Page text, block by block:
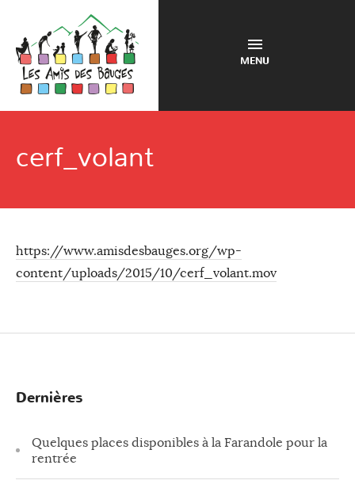
MENU
cerf_volant
https://www.amisdesbauges.org/wp-
content/uploads/2015/10/cerf_volant.mov
Dernières
Quelques places disponibles à la Farandole pour la
rentrée